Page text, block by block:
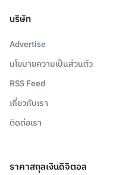
บริษัท
Advertise
นโยบายความเป็นส่วนตัว
RSS Feed
เกี่ยวกับเรา
ติดต่อเรา
ราคาสกุลเงินดิจิตอล